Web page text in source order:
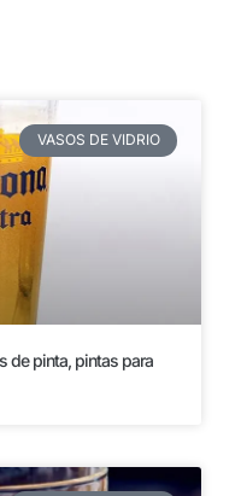
VASOS DE VIDRIO
de pinta, pintas para